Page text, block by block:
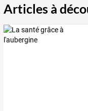
Articles à